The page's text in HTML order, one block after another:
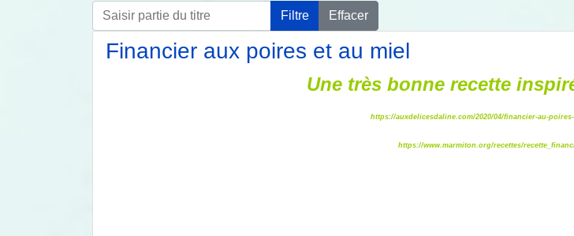
Saisir partie du titre Filtre Effacer
Financier aux poires et au miel
Une très bonne recette
https://auxdelicesdaline.com/2020/04/financier-au-
https://www.marmiton.org/recettes/